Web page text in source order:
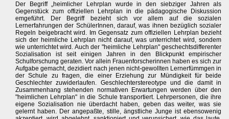
Der Begriff „heimlicher Lehrplan wurde in den siebziger Jahren als
Gegenstück zum offiziellen Lehrplan in die pädagogische Diskussion
emgeführt. Der Begriff bezieht sich vor allem auf die sozialen
Lernerfahrungen der SchülerInnen, darauf, was ihnen bezüglich sozialer
Regeln beigebracht wird. Im Gegensatz zum offiziellen Lehrplan bezieht
sich der heimliche Lehrplan nicht darauf, was unterrichtet wird, sondem
wie unterrichtet wird. Auch der "heimliche Lehrplan" geschechtsdifferenter
Sozialisation ist seit einigen Jahren in den Blickpunkt empirischer
Schulforschung geraten. Vor allein Frauenforscherinnen haben es sich zur
Aufgabe gemacht, dezidiert nach jenen nicht-gewollten Lernerfümmgen in
der Schule zu fragen, die einer Erziehung zur Mündigkeit für beide
Geschlechter zuwiderlaufen. Geschlechterstereotype und die damit in
Zusammenhang stehenden normativen Erwartungen werden über den
"heimlichen Lehrplan" in die Schule transportiert. Lehrpersonen, die ihre
eigene Sozialisation nie überdacht haben, geben das weiter, was sie
gelernt haben. Der angepaßte, stille, ängstliche Junge ist ebensowenig